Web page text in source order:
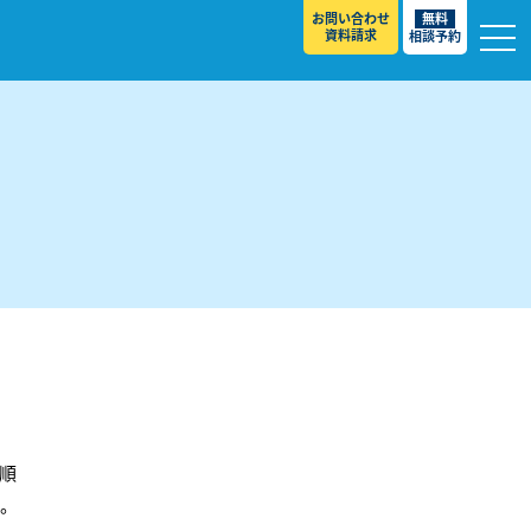
お問い合わせ
資料請求
無料
相談予約
ト ］